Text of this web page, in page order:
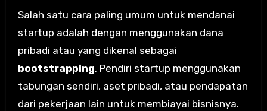
Salah satu cara paling umum untuk mendanai
startup adalah dengan menggunakan dana
pribadi atau yang dikenal sebagai
bootstrapping. Pendiri startup menggunakan
tabungan sendiri, aset pribadi, atau pendapatan
dari pekerjaan lain untuk membiayai bisnisnya.